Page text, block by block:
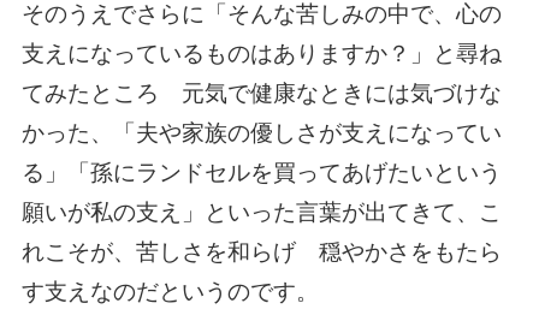
そのうえでさらに「そんな苦しみの中で、心の
支えになっているものはありますか？」と尋ね
てみたところ 元気で健康なときには気づけな
かった、「夫や家族の優しさが支えになってい
る」「孫にランドセルを買ってあげたいという
願いが私の支え」といった言葉が出てきて、こ
れこそが、苦しさを和らげ 穏やかさをもたら
す支えなのだというのです。